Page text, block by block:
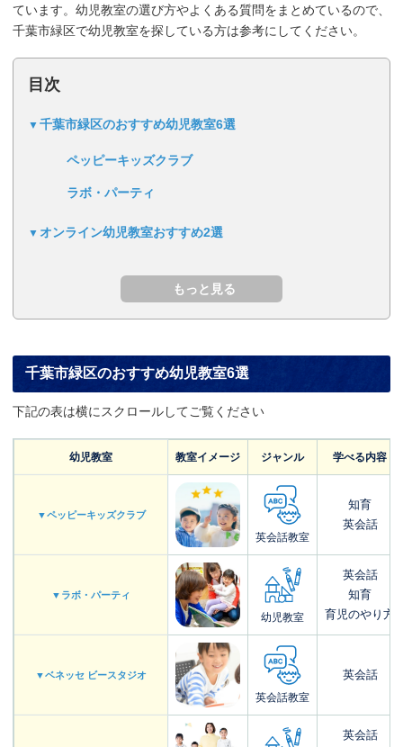
ています。幼児教室の選び方やよくある質問をまとめているので、
千葉市緑区で幼児教室を探している方は参考にしてください。
目次
千葉市緑区のおすすめ幼児教室6選
ペッピーキッズクラブ
ラボ・パーティ
オンライン幼児教室おすすめ2選
千葉市緑区のおすすめ幼児教室6選
下記の表は横にスクロールしてご覧ください
幼児教室 教室イメージ ジャンル 学べる内容
▼ペッピーキッズクラブ
英会話教室
知育
英会話
▼ラボ・パーティ
幼児教室
英会話
知育
育児のやり方
▼ベネッセ ビースタジオ
英会話教室
英会話
英会話